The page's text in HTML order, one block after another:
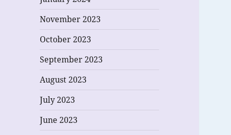
November 2023
October 2023
September 2023
August 2023
July 2023
June 2023